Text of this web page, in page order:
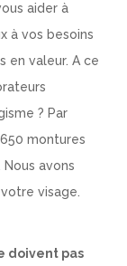
aider à
à vos besoins
en valeur. A ce
? Par
montures
avons
visage.
doivent pas